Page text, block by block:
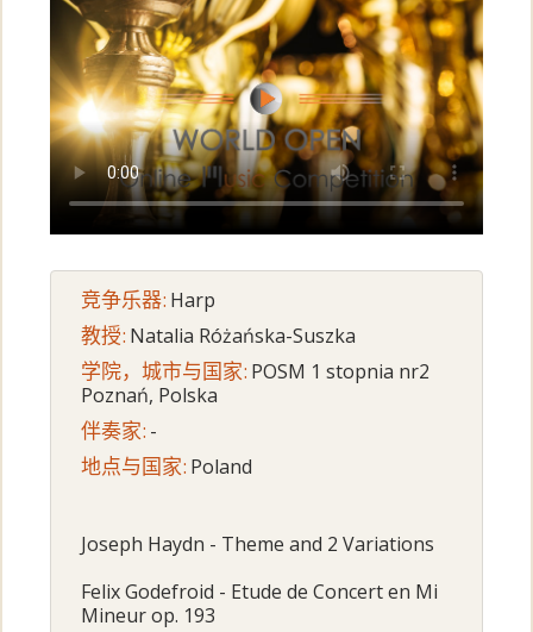
竞争乐器: Harp
教授: Natalia Różańska-Suszka
学院，城市与国家: POSM 1 stopnia nr2
Poznań, Polska
伴奏家: -
地点与国家: Poland
Joseph Haydn - Theme and 2 Variations
Felix Godefroid - Etude de Concert en Mi
Mineur op. 193